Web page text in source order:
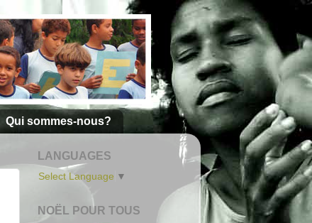
Qui sommes-nous?
LANGUAGES
Select Language ▼
NOËL POUR TOUS